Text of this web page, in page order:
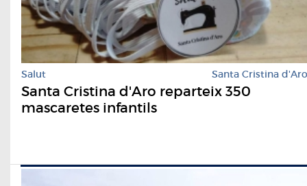
Salut Santa Cristina d'Aro
Santa Cristina d'Aro reparteix 350
mascaretes infantils